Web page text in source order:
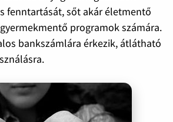
fenntartását, sőt akár életmentő
programok számára.
bankszámlára érkezik, átlátható